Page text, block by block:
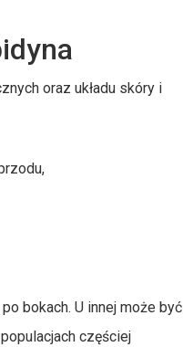
oraz układu skóry i
bokach. U innej może być
częściej